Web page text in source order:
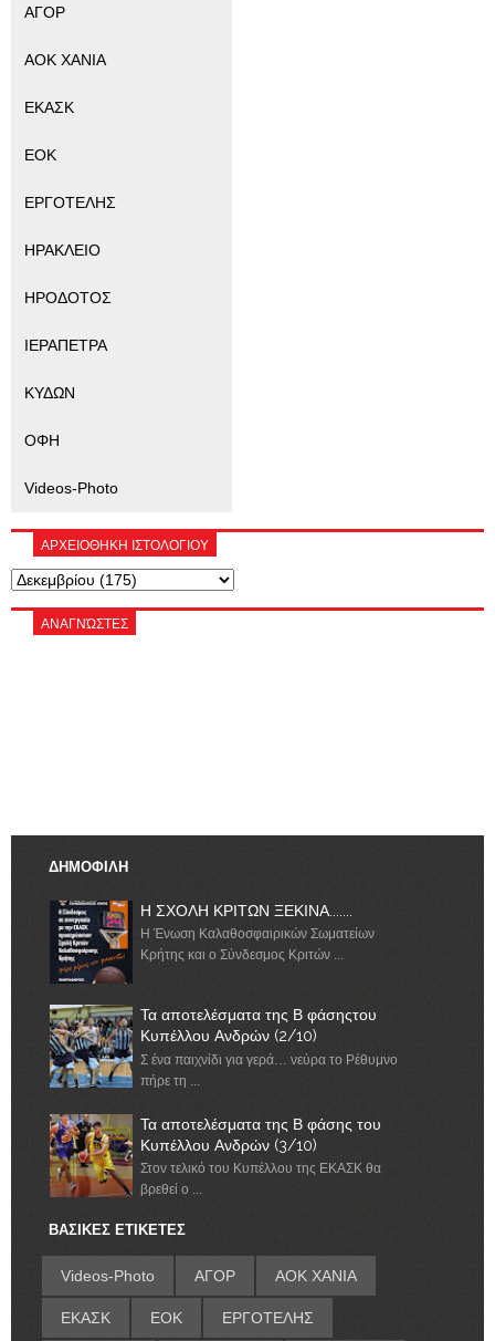
ΑΓΟΡ
ΑΟΚ ΧΑΝΙΑ
ΕΚΑΣΚ
ΕΟΚ
ΕΡΓΟΤΕΛΗΣ
ΗΡΑΚΛΕΙΟ
ΗΡΟΔΟΤΟΣ
ΙΕΡΑΠΕΤΡΑ
ΚΥΔΩΝ
ΟΦΗ
Videos-Photo
ΑΡΧΕΙΟΘΗΚΗ ΙΣΤΟΛΟΓΙΟΥ
ΑΝΑΓΝΏΣΤΕΣ
ΔΗΜΟΦΙΛΗ
Η ΣΧΟΛΗ ΚΡΙΤΩΝ ΞΕΚΙΝΑ.......
Η Ένωση Καλαθοσφαιρικών Σωματείων
Κρήτης και ο Σύνδεσμος Κριτών ...
Τα αποτελέσματα της Β φάσηςτου
Κυπέλλου Ανδρών (2/10)
Σ ένα παιχνίδι για γερά… νεύρα το Ρέθυμνο
πήρε τη ...
Τα αποτελέσματα της Β φάσης του
Κυπέλλου Ανδρών (3/10)
Στον τελικό του Κυπέλλου της ΕΚΑΣΚ θα
βρεθεί ο ...
ΒΑΣΙΚΕΣ ΕΤΙΚΕΤΕΣ
Videos-Photo ΑΓΟΡ ΑΟΚ ΧΑΝΙΑ
ΕΚΑΣΚ ΕΟΚ ΕΡΓΟΤΕΛΗΣ